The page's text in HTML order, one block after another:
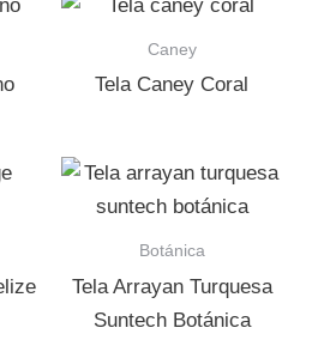
Caney
Tela Caney Coral
Botánica
Tela Arrayan Turquesa
Suntech Botánica